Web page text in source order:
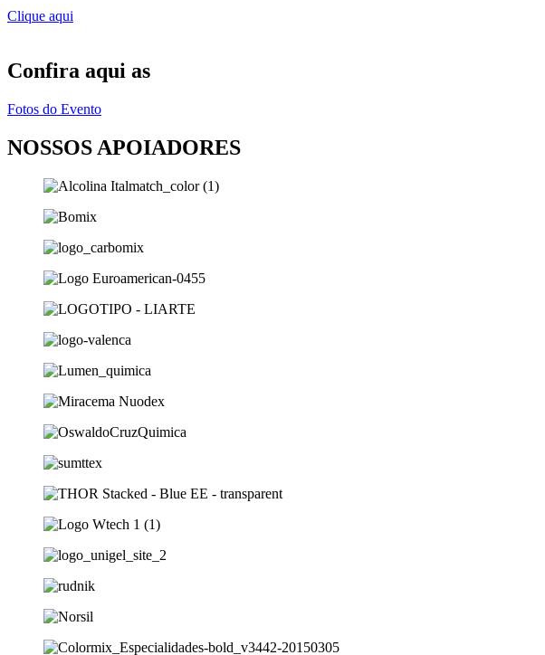
Clique aqui
Confira aqui as
Fotos do Evento
NOSSOS APOIADORES